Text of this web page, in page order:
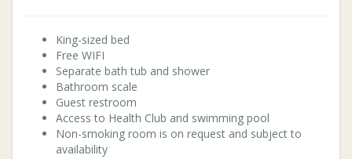
King-sized bed
Free WIFI
Separate bath tub and shower
Bathroom scale
Guest restroom
Access to Health Club and swimming pool
Non-smoking room is on request and subject to
availability